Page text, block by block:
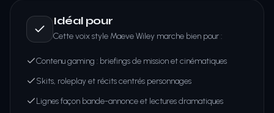
Idéal pour
Cette voix style Maeve Wiley marche bien pour :
Contenu gaming : briefings de mission et cinématiques
Skits, roleplay et récits centrés personnages
Lignes façon bande-annonce et lectures dramatiques